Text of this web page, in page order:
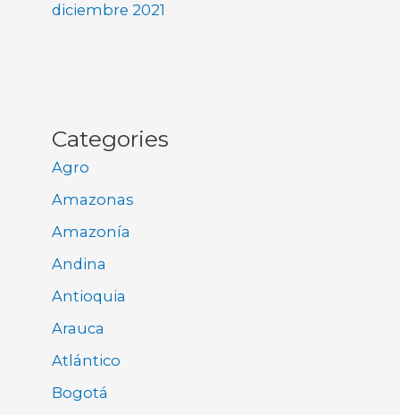
diciembre 2021
Categories
Agro
Amazonas
Amazonía
Andina
Antioquia
Arauca
Atlántico
Bogotá